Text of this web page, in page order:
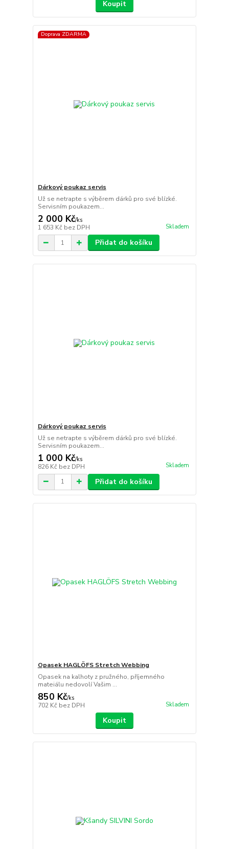
Koupit
Doprava ZDARMA
Dárkový poukaz servis
Už se netrapte s výběrem dárků pro své blízké.
Servisním poukazem...
2 000 Kč/ks
1 653 Kč bez DPH Skladem
Přidat do košíku
Dárkový poukaz servis
Už se netrapte s výběrem dárků pro své blízké.
Servisním poukazem...
1 000 Kč/ks
826 Kč bez DPH Skladem
Přidat do košíku
Opasek HAGLÖFS Stretch Webbing
Opasek na kalhoty z pružného, příjemného
mateiálu nedovolí Vašim ...
850 Kč/ks
702 Kč bez DPH Skladem
Koupit